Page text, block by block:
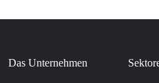
Das Unternehmen